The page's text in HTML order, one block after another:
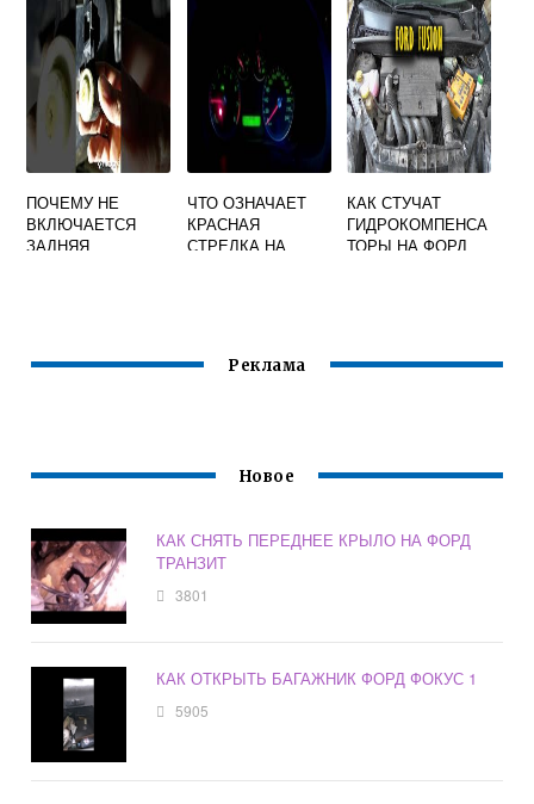
ПОЧЕМУ НЕ
ВКЛЮЧАЕТСЯ
ЗАДНЯЯ
ЧТО ОЗНАЧАЕТ
КРАСНАЯ
СТРЕЛКА НА
КАК СТУЧАТ
ГИДРОКОМПЕНСА
ТОРЫ НА ФОРД
Реклама
Новое
КАК СНЯТЬ ПЕРЕДНЕЕ КРЫЛО НА ФОРД
ТРАНЗИТ
3801
КАК ОТКРЫТЬ БАГАЖНИК ФОРД ФОКУС 1
5905